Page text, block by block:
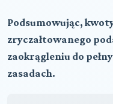
Podsumowując,
zryczałtowanego
zaokrągleniu do
zasadach.